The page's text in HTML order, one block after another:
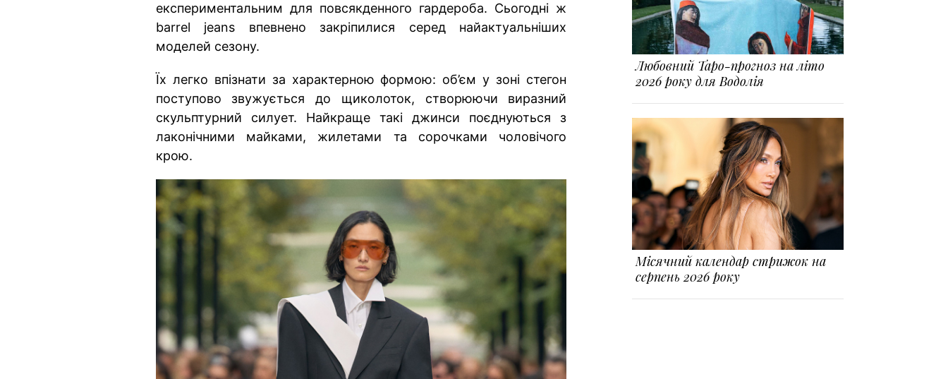
експериментальним для повсякденного гардероба. Сьогодні ж
barrel jeans впевнено закріпилися серед найактуальніших
моделей сезону.
Їх легко впізнати за характерною формою: об’єм у зоні стегон
поступово звужується до щиколоток, створюючи виразний
скульптурний силует. Найкраще такі джинси поєднуються з
лаконічними майками, жилетами та сорочками чоловічого
крою.
Любовний Таро-прогноз на літо
2026 року для Водолія
Місячний календар стрижок на
серпень 2026 року